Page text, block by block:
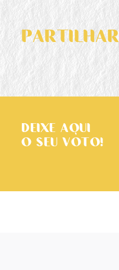
PARTILHAR
DEIXE AQUI
O SEU VOTO!